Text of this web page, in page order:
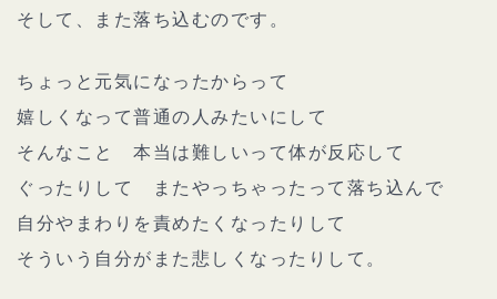
そして、また落ち込むのです。
ちょっと元気になったからって
嬉しくなって普通の人みたいにして
そんなこと 本当は難しいって体が反応して
ぐったりして またやっちゃったって落ち込んで
自分やまわりを責めたくなったりして
そういう自分がまた悲しくなったりして。